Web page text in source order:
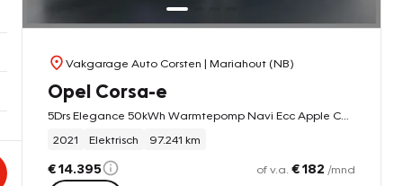
Vakgarage Auto Corsten | Mariahout (NB)
Opel Corsa-e
2021
Elektrisch 97.241 km
€ 14.395 of v.a. € 182 /mnd